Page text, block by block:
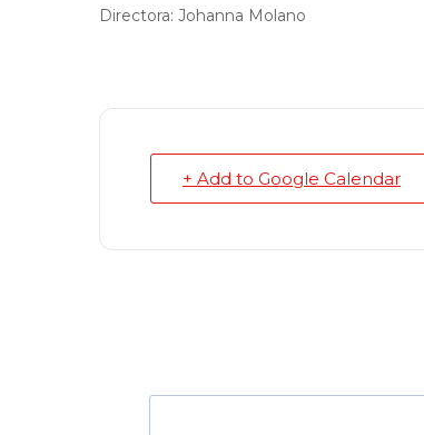
Directora: Johanna Molano
+ Add to Google Calendar